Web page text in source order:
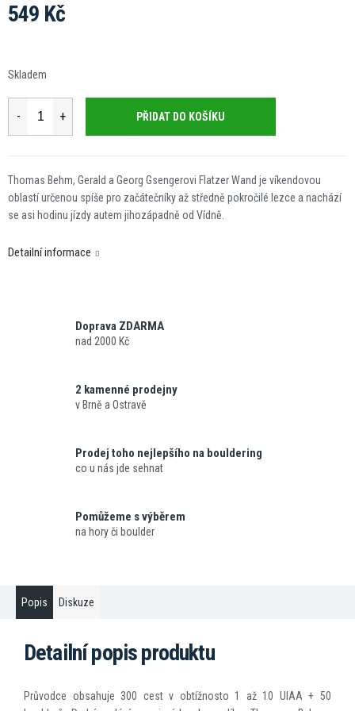
549 Kč
Skladem
PŘIDAT DO KOŠÍKU
Thomas Behm, Gerald a Georg Gsengerovi Flatzer Wand je víkendovou
oblastí určenou spíše pro začátečníky až středně pokročilé lezce a nachází
se asi hodinu jízdy autem jihozápadně od Vídně.
Detailní informace
Doprava ZDARMA
nad 2000 Kč
2 kamenné prodejny
v Brně a Ostravě
Prodej toho nejlepšího na bouldering
co u nás jde sehnat
Pomůžeme s výběrem
na hory či boulder
Popis Diskuze
Detailní popis produktu
Průvodce obsahuje 300 cest v obtížnosto 1 až 10 UIAA + 50